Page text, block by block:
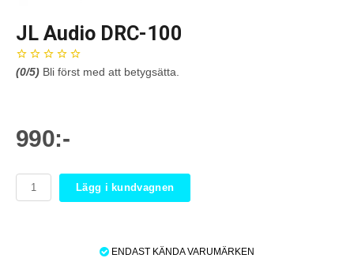
JL Audio DRC-100
(0/5) Bli först med att betygsätta.
990:-
Lägg i kundvagnen
ENDAST KÄNDA VARUMÄRKEN